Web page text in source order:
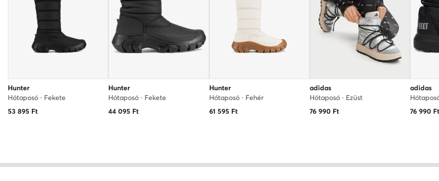
Hunter
Hótaposó · Fekete
53 895 Ft
Hunter
Hótaposó · Fekete
44 095 Ft
Hunter
Hótaposó · Fehér
61 595 Ft
adidas
Hótaposó · Ezüst
76 990Ft
adidas
76 990 Ft